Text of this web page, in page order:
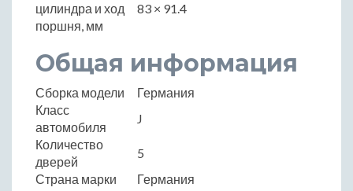
цилиндра и ход
поршня, мм
83 × 91.4
Общая информация
Сборка модели
Германия
Класс
автомобиля
J
Количество
дверей
5
Страна марки
Германия